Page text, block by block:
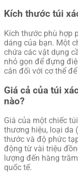
Kích thước túi
Kích thước phù hợp
dáng của bạn. Một
chứa các vật dụng
nhỏ gọn để đựng
cân đối với cơ thể
Giá cả của túi
nào?
Giá của một chiếc
thương hiệu, loại da
thước và độ phức
động từ vài triệu
lượng đến hàng
quốc tế.